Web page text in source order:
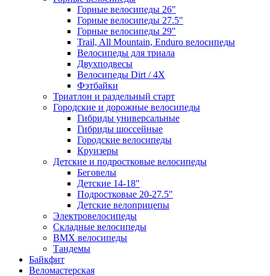
Горные велосипеды 26"
Горные велосипеды 27.5"
Горные велосипеды 29"
Trail, All Mountain, Enduro велосипеды
Велосипеды для триала
Двухподвесы
Велосипеды Dirt / 4X
Фэтбайки
Триатлон и раздельный старт
Городские и дорожные велосипеды
Гибриды универсальные
Гибриды шоссейные
Городские велосипеды
Круизеры
Детские и подростковые велосипеды
Беговелы
Детские 14-18"
Подростковые 20-27.5"
Детские велоприцепы
Электровелосипеды
Складные велосипеды
BMX велосипеды
Тандемы
Байкфит
Веломастерская